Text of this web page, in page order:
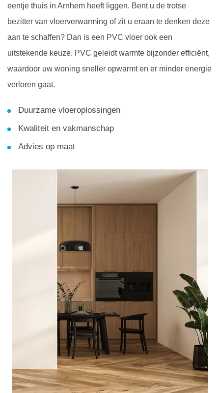
eentje thuis in Arnhem heeft liggen. Bent u de trotse
bezitter van vloerverwarming of zit u eraan te denken deze
aan te schaffen? Dan is een PVC vloer ook een
uitstekende keuze. PVC geleidt warmte bijzonder efficiënt,
waardoor uw woning sneller opwarmt en er minder energie
verloren gaat.
Duurzame vloeroplossingen
Kwaliteit en vakmanschap
Advies op maat